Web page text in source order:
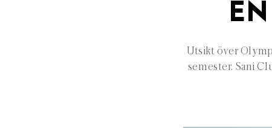
Utsikt över
semester. Sani